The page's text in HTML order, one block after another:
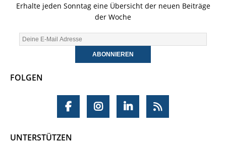
Erhalte jeden Sonntag eine Übersicht der neuen Beiträge
der Woche
FOLGEN
UNTERSTÜTZEN